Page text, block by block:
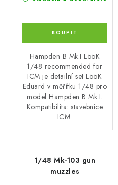
Hampden B Mk.I LööK
1/48 recommended for
ICM je detailní set LööK
Eduard v měřítku 1/48 pro
model Hampden B Mk.I.
Kompatibilita: stavebnice
ICM.
1/48 Mk-103 gun
muzzles